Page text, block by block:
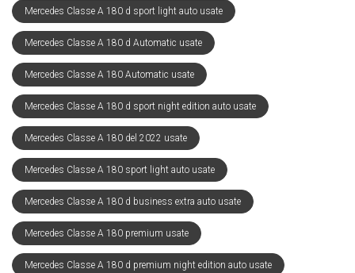
Mercedes Classe A 180 d sport light auto usate
Mercedes Classe A 180 d Automatic usate
Mercedes Classe A 180 Automatic usate
Mercedes Classe A 180 d sport night edition auto usate
Mercedes Classe A 180 del 2022 usate
Mercedes Classe A 180 sport light auto usate
Mercedes Classe A 180 d business extra auto usate
Mercedes Classe A 180 premium usate
Mercedes Classe A 180 d premium night edition auto usate